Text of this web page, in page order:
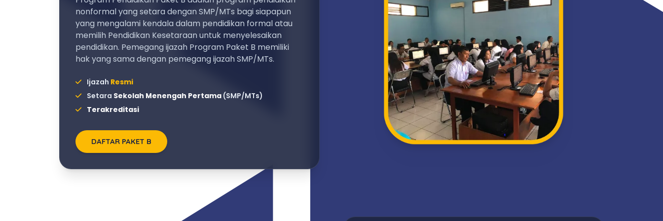
nonformal yang setara dengan SMP/MTs bagi siapapun
yang mengalami kendala dalam pendidikan formal atau
memilih Pendidikan Kesetaraan untuk menyelesaikan
pendidikan. Pemegang ijazah Program Paket B memiliki
hak yang sama dengan pemegang ijazah SMP/MTs.
Ijazah Resmi
Setara Sekolah Menengah Pertama (SMP/MTs)
Terakreditasi
DAFTAR PAKET B